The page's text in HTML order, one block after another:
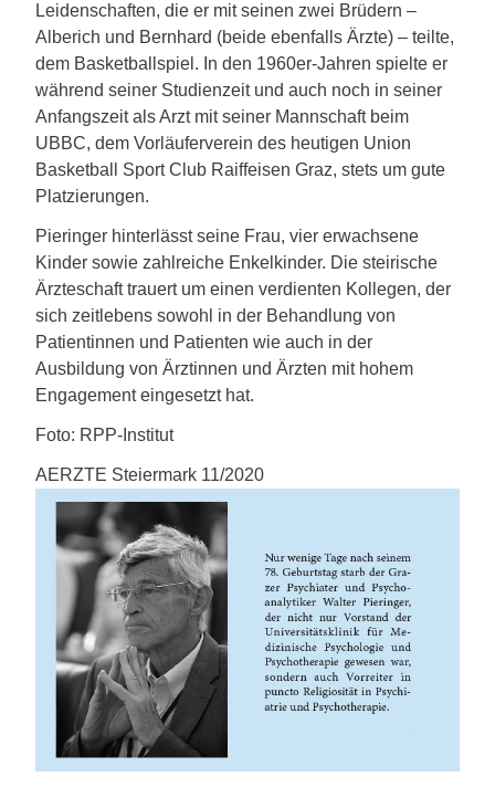
Leidenschaften, die er mit seinen zwei Brüdern –
Alberich und Bernhard (beide ebenfalls Ärzte) – teilte,
dem Basketballspiel. In den 1960er-Jahren spielte er
während seiner Studienzeit und auch noch in seiner
Anfangszeit als Arzt mit seiner Mannschaft beim
UBBC, dem Vorläuferverein des heutigen Union
Basketball Sport Club Raiffeisen Graz, stets um gute
Platzierungen.
Pieringer hinterlässt seine Frau, vier erwachsene
Kinder sowie zahlreiche Enkelkinder. Die steirische
Ärzteschaft trauert um einen verdienten Kollegen, der
sich zeitlebens sowohl in der Behandlung von
Patientinnen und Patienten wie auch in der
Ausbildung von Ärztinnen und Ärzten mit hohem
Engagement eingesetzt hat.
Foto: RPP-Institut
AERZTE Steiermark 11/2020